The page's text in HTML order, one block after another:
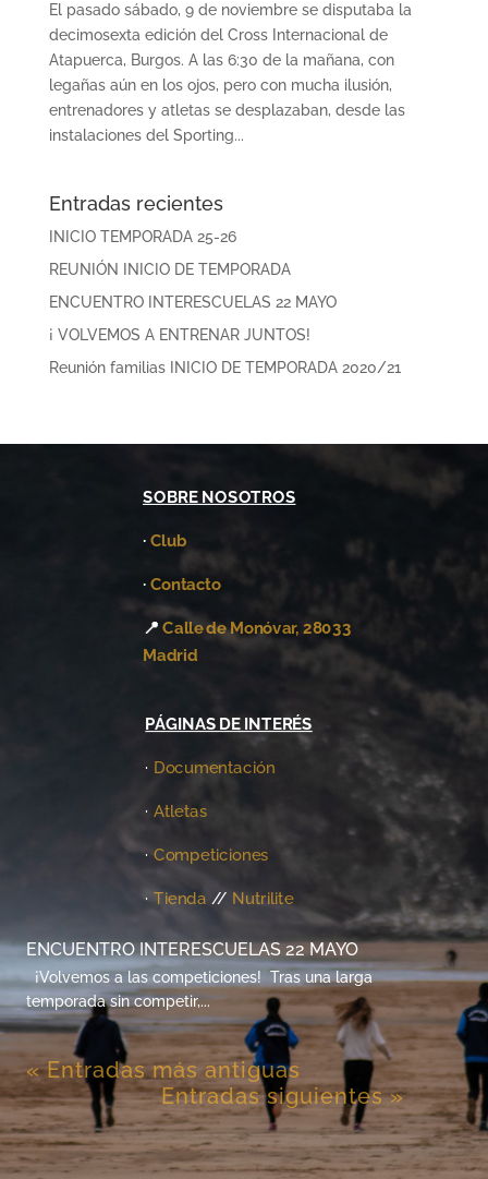
El pasado sábado, 9 de noviembre se disputaba la
decimosexta edición del Cross Internacional de
Atapuerca, Burgos. A las 6:30 de la mañana, con
legañas aún en los ojos, pero con mucha ilusión,
entrenadores y atletas se desplazaban, desde las
instalaciones del Sporting...
Entradas recientes
INICIO TEMPORADA 25-26
REUNIÓN INICIO DE TEMPORADA
ENCUENTRO INTERESCUELAS 22 MAYO
¡ VOLVEMOS A ENTRENAR JUNTOS!
Reunión familias INICIO DE TEMPORADA 2020/21
SOBRE NOSOTROS
· Club
· Contacto
📍Calle de Monóvar, 28033
Madrid
PÁGINAS DE INTERÉS
· Documentación
· Atletas
· Competiciones
·Tienda // Nutrilite
ENCUENTRO INTERESCUELAS 22 MAYO
¡Volvemos a las competiciones! Tras una larga
temporada sin competir,...
« Entradas más antiguas
Entradas siguientes »